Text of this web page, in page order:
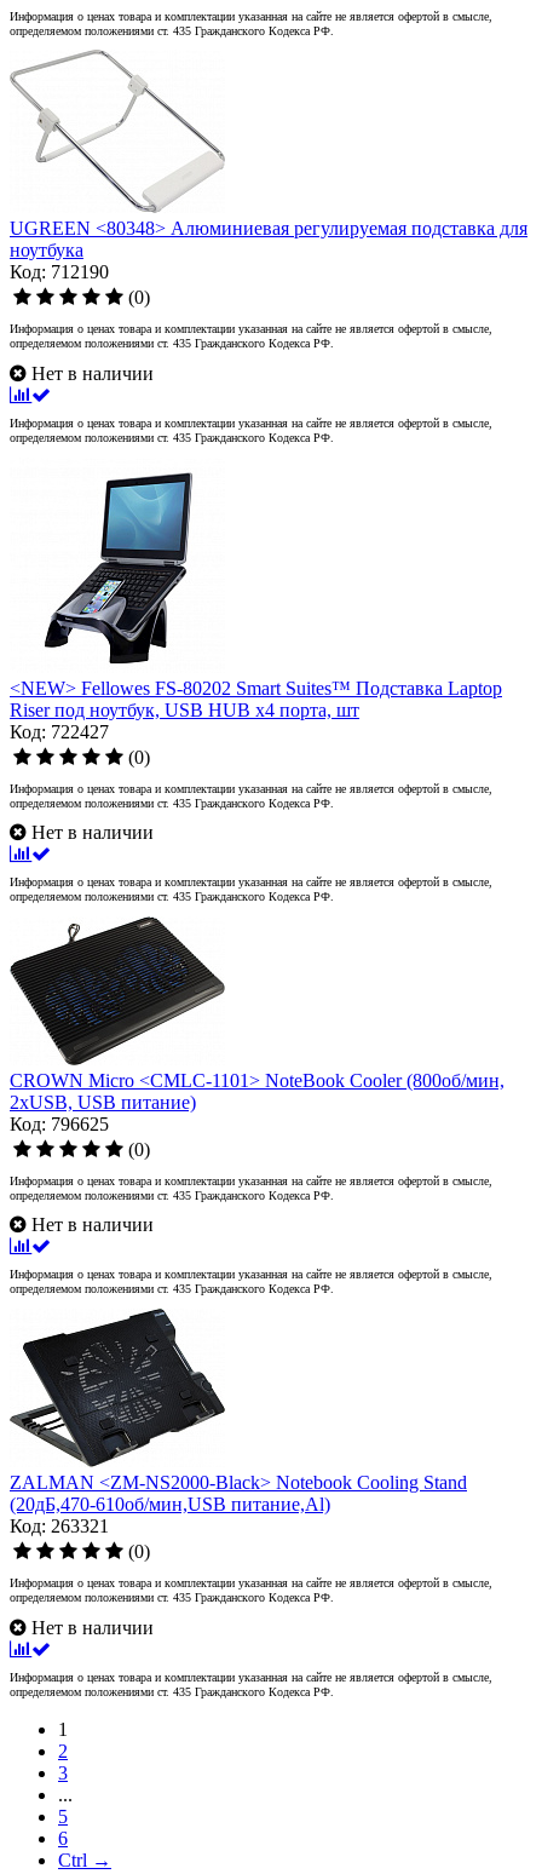
Информация о ценах товара и комплектации указанная на сайте не является офертой в смысле,
определяемом положениями ст. 435 Гражданского Кодекса РФ.
UGREEN <80348> Алюминиевая регулируемая подставка для
ноутбука
Код: 712190
(0)
Информация о ценах товара и комплектации указанная на сайте не является офертой в смысле,
определяемом положениями ст. 435 Гражданского Кодекса РФ.
Нет в наличии
Информация о ценах товара и комплектации указанная на сайте не является офертой в смысле,
определяемом положениями ст. 435 Гражданского Кодекса РФ.
<NEW> Fellowes FS-80202 Smart Suites™ Подставка Laptop
Riser под ноутбук, USB HUB x4 порта, шт
Код: 722427
(0)
Информация о ценах товара и комплектации указанная на сайте не является офертой в смысле,
определяемом положениями ст. 435 Гражданского Кодекса РФ.
Нет в наличии
Информация о ценах товара и комплектации указанная на сайте не является офертой в смысле,
определяемом положениями ст. 435 Гражданского Кодекса РФ.
CROWN Micro <CMLC-1101> NoteBook Cooler (800об/мин,
2xUSB, USB питание)
Код: 796625
(0)
Информация о ценах товара и комплектации указанная на сайте не является офертой в смысле,
определяемом положениями ст. 435 Гражданского Кодекса РФ.
Нет в наличии
Информация о ценах товара и комплектации указанная на сайте не является офертой в смысле,
определяемом положениями ст. 435 Гражданского Кодекса РФ.
ZALMAN <ZM-NS2000-Black> Notebook Cooling Stand
(20дБ,470-610об/мин,USB питание,Al)
Код: 263321
(0)
Информация о ценах товара и комплектации указанная на сайте не является офертой в смысле,
определяемом положениями ст. 435 Гражданского Кодекса РФ.
Нет в наличии
Информация о ценах товара и комплектации указанная на сайте не является офертой в смысле,
определяемом положениями ст. 435 Гражданского Кодекса РФ.
1
2
3
...
5
6
Ctrl →